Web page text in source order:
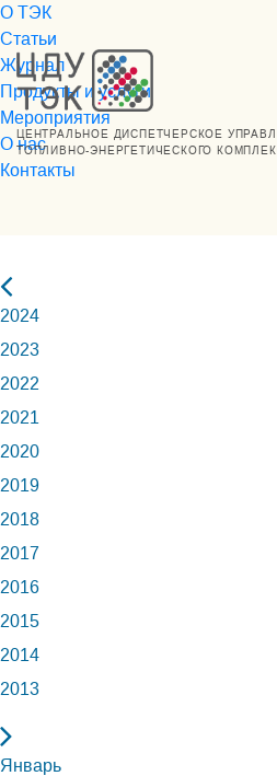
ЦЕНТРАЛЬНОЕ ДИСПЕТЧЕРСКОЕ
ТОПЛИВНО-ЭНЕРГЕТИЧЕСКОГО
О ТЭК
Статьи
Журнал
Продукты и услуги
Мероприятия
О нас
Контакты
2024
2023
2022
2021
2020
2019
2018
2017
2016
2015
2014
2013
Январь